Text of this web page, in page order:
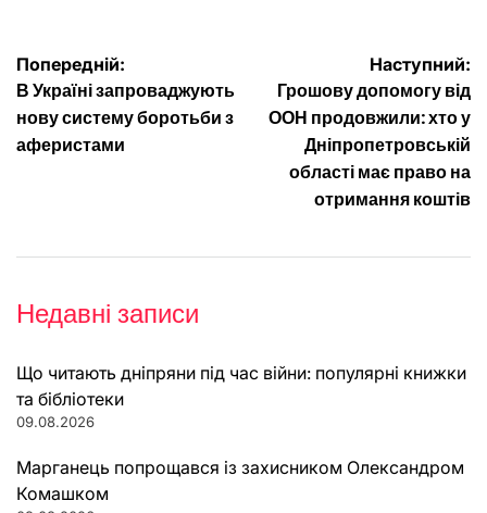
Навігація
записів
Попередній:
В Україні запроваджують
нову систему боротьби з
аферистами
Наступний:
Грошову допомогу від
ООН продовжили: хто у
Дніпропетровській
області має право на
отримання коштів
Недавні записи
Що читають дніпряни під час війни: популярні книжки
та бібліотеки
09.08.2026
Марганець попрощався із захисником Олександром
Комашком